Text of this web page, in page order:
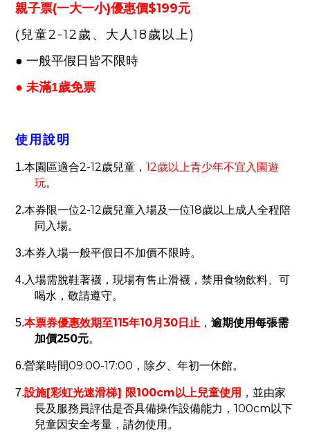
親子票(一大一小)優惠價$199元
( 兒童2-12 歲、大人18 歲以上)
● 一般平假日皆不限時
● 未滿1歲免票
使用說明
1.本園區適合2-12歲兒童， 12歲以上青少年不宜入園遊
玩。
2.本券限一位2-12歲兒童入場及一位18歲以上成人全程陪
同入場。
3.本券入場一般平假日不加價不限時。
4. 入場需脫鞋著襪，現場有售止滑襪，禁用食物飲料、可
喝水，敬請遵守。
5.本票券優惠效期至115年10月 30 日止 ， 逾期使用每張需
加價250元。
6.營業時間09:00-17:00 ，除夕、年初一休館。
7.設施[彩虹光速滑梯] 限100cm以上兒童使用 ，並由家
長及服務員評估是否具備操作設備能力， 100cm以下
兒童因安全考量，請勿使用。